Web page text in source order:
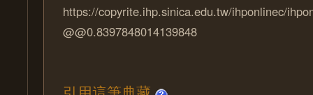
https://copyrite.ihp.sinica.edu.tw/ihponlinec/
@@0.8397848014139848